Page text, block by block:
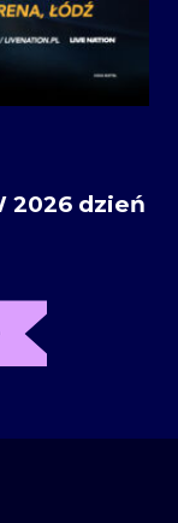
2026 dzień